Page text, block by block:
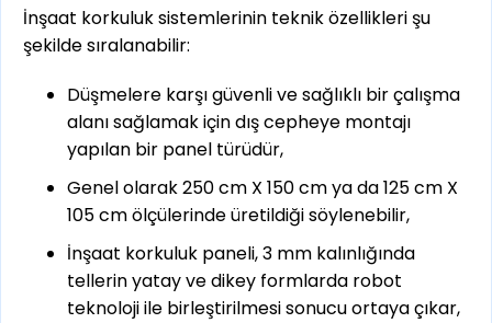
İnşaat korkuluk sistemlerinin teknik özellikleri şu
şekilde sıralanabilir:
Düşmelere karşı güvenli ve sağlıklı bir çalışma
alanı sağlamak için dış cepheye montajı
yapılan bir panel türüdür,
Genel olarak 250 cm X 150 cm ya da 125 cm X
105 cm ölçülerinde üretildiği söylenebilir,
İnşaat korkuluk paneli, 3 mm kalınlığında
tellerin yatay ve dikey formlarda robot
teknoloji ile birleştirilmesi sonucu ortaya çıkar,